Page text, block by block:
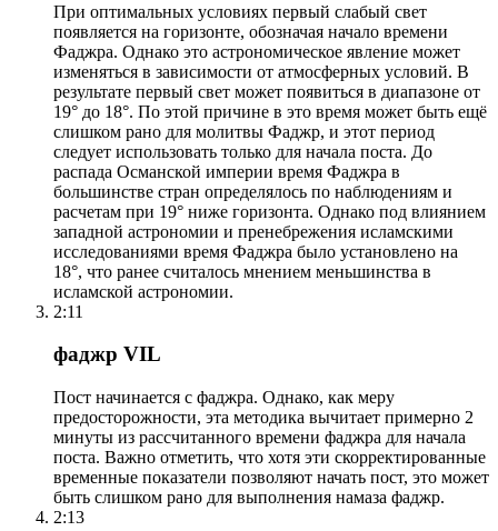
При оптимальных условиях первый слабый свет
появляется на горизонте, обозначая начало времени
Фаджра. Однако это астрономическое явление может
изменяться в зависимости от атмосферных условий. В
результате первый свет может появиться в диапазоне от
19° до 18°. По этой причине в это время может быть ещё
слишком рано для молитвы Фаджр, и этот период
следует использовать только для начала поста. До
распада Османской империи время Фаджра в
большинстве стран определялось по наблюдениям и
расчетам при 19° ниже горизонта. Однако под влиянием
западной астрономии и пренебрежения исламскими
исследованиями время Фаджра было установлено на
18°, что ранее считалось мнением меньшинства в
исламской астрономии.
2:11
фаджр VIL
Пост начинается с фаджра. Однако, как меру
предосторожности, эта методика вычитает примерно 2
минуты из рассчитанного времени фаджра для начала
поста. Важно отметить, что хотя эти скорректированные
временные показатели позволяют начать пост, это может
быть слишком рано для выполнения намаза фаджр.
2:13